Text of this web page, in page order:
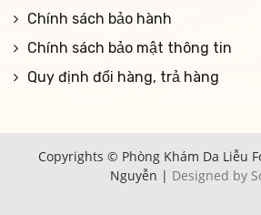
Chính sách bảo hành
Chính sách bảo mật thông tin
Quy định đổi hàng, trả hàng
Copyrights © Phòng Khám Da Liễu
Nguyễn | Designed by